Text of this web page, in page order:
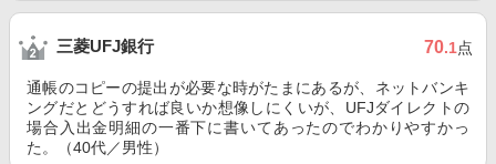
三菱UFJ銀行 70.1点
通帳のコピーの提出が必要な時がたまにあるが、ネットバンキ
ングだとどうすれば良いか想像しにくいが、UFJダイレクトの
場合入出金明細の一番下に書いてあったのでわかりやすかっ
た。（40代／男性）